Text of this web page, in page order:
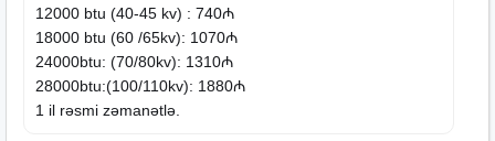
12000 btu (40-45 kv) : 740₼
18000 btu (60 /65kv): 1070₼
24000btu: (70/80kv): 1310₼
28000btu:(100/110kv): 1880₼
1 il rəsmi zəmanətlə.